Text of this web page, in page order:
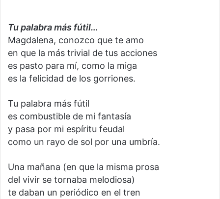
Tu palabra más fútil…
Magdalena, conozco que te amo
en que la más trivial de tus acciones
es pasto para mí, como la miga
es la felicidad de los gorriones.
Tu palabra más fútil
es combustible de mi fantasía
y pasa por mi espíritu feudal
como un rayo de sol por una umbría.
Una mañana (en que la misma prosa
del vivir se tornaba melodiosa)
te daban un periódico en el tren